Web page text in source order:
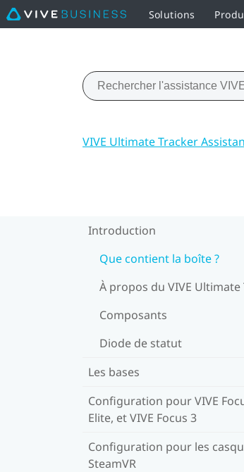
Solutions
VIVE Ultimate Tracker
Introduction
Que contient la boîte ?
À propos du VIVE Ultimate
Composants
Diode de statut
Les bases
Configuration pour VIVE
Elite, et VIVE Focus 3
Configuration pour les
SteamVR